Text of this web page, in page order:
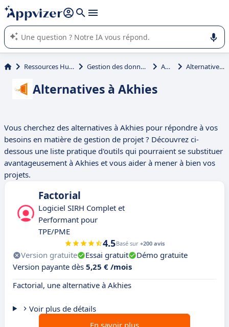
répondre (plusieurs lignes avec
L'IA de Appvizer vous guide dans l'utilisation ou la sélection de
logiciel SaaS en entreprise.
Ressources Humaines (RH) Gestion des données RH (BDESE) Akhies Alternatives à Akhies
Alternatives à Akhies
Vous cherchez des alternatives à Akhies pour répondre à vos
besoins en matière de gestion de projet ? Découvrez ci-
dessous une liste pratique d'outils qui pourraient se substituer
avantageusement à Akhies et vous aider à mener à bien vos
projets.
Factorial
Logiciel SIRH Complet et
Performant pour
TPE/PME
4.5Basé sur +200 avis
Version gratuite Essai gratuit
Démo gratuite
Version payante dès 5,25 € /mois
Factorial, une alternative à Akhies
Voir plus de détails